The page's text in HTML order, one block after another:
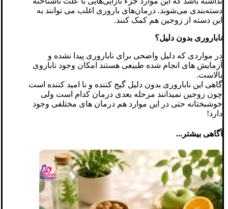
دسته‌بندی می‌شوند. درمان‌های باروری اغلب می توانند به
این دسته از زوجین هم کمک کنند.
ناباروری بدون دلیل؟
در مواردی که دلیل واضحی برای ناباروری پیدا نشده و
آزمایش های انجام شده طبیعی هستند امکان وجود ناباروی
بالاست.
گاهی این ناباروری بدون دلیل گیج کننده و نا امید کننده است
چون زوجین نمیدانند مرحله بعدی درمان کدام است ولی
خوشبختانه حتی در این موارد هم درمان های مختلفی وجود
دارد!
آگاهی بیشتر...